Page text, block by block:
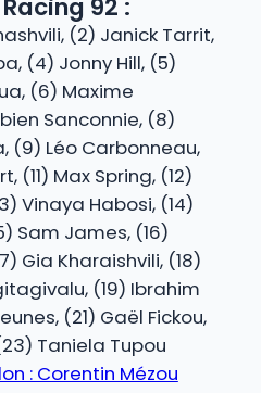
92 :
(2) Janick Tarrit,
(4) Jonny Hill, (5)
(6) Maxime
Sanconnie, (8)
(9) Léo Carbonneau,
(11) Max Spring, (12)
Vinaya Habosi, (14)
Sam James, (16)
Gia Kharaishvili, (18)
(19) Ibrahim
(21) Gaël Fickou,
Taniela Tupou
: Corentin Mézou